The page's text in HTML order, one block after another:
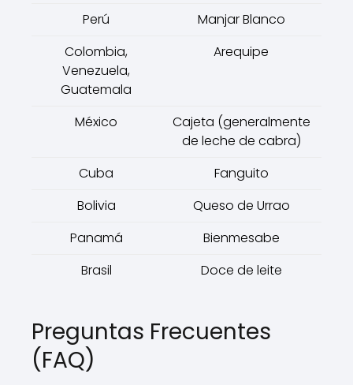
Perú
Manjar Blanco
Colombia,
Venezuela,
Guatemala
Arequipe
México
Cajeta (generalmente
de leche de cabra)
Cuba
Fanguito
Bolivia
Queso de Urrao
Panamá
Bienmesabe
Brasil
Doce de leite
Preguntas Frecuentes
(FAQ)